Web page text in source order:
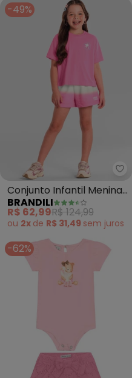
Conjunto Infantil Menina
-49%
Conjunto Infantil Menina
Tropical (Rosa)
BRANDILI
R$ 62,99R$ 124,99
ou 2x de R$ 31,49 sem juros
-62%